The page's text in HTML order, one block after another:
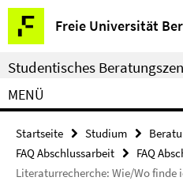
Springe
direkt
zu
Inhalt
Freie Universität
Service-
Navigation
Studentisches
MENÜ
Startseite Studium
FAQ Abschlussarbeit
FAQ
Literaturrecherche: Wie/Wo finde